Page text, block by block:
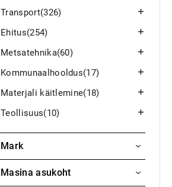
Transport(326)
Ehitus(254)
Metsatehnika(60)
Kommunaalhooldus(17)
Materjali käitlemine(18)
Teollisuus(10)
Mark
Kuhn
Masina asukoht